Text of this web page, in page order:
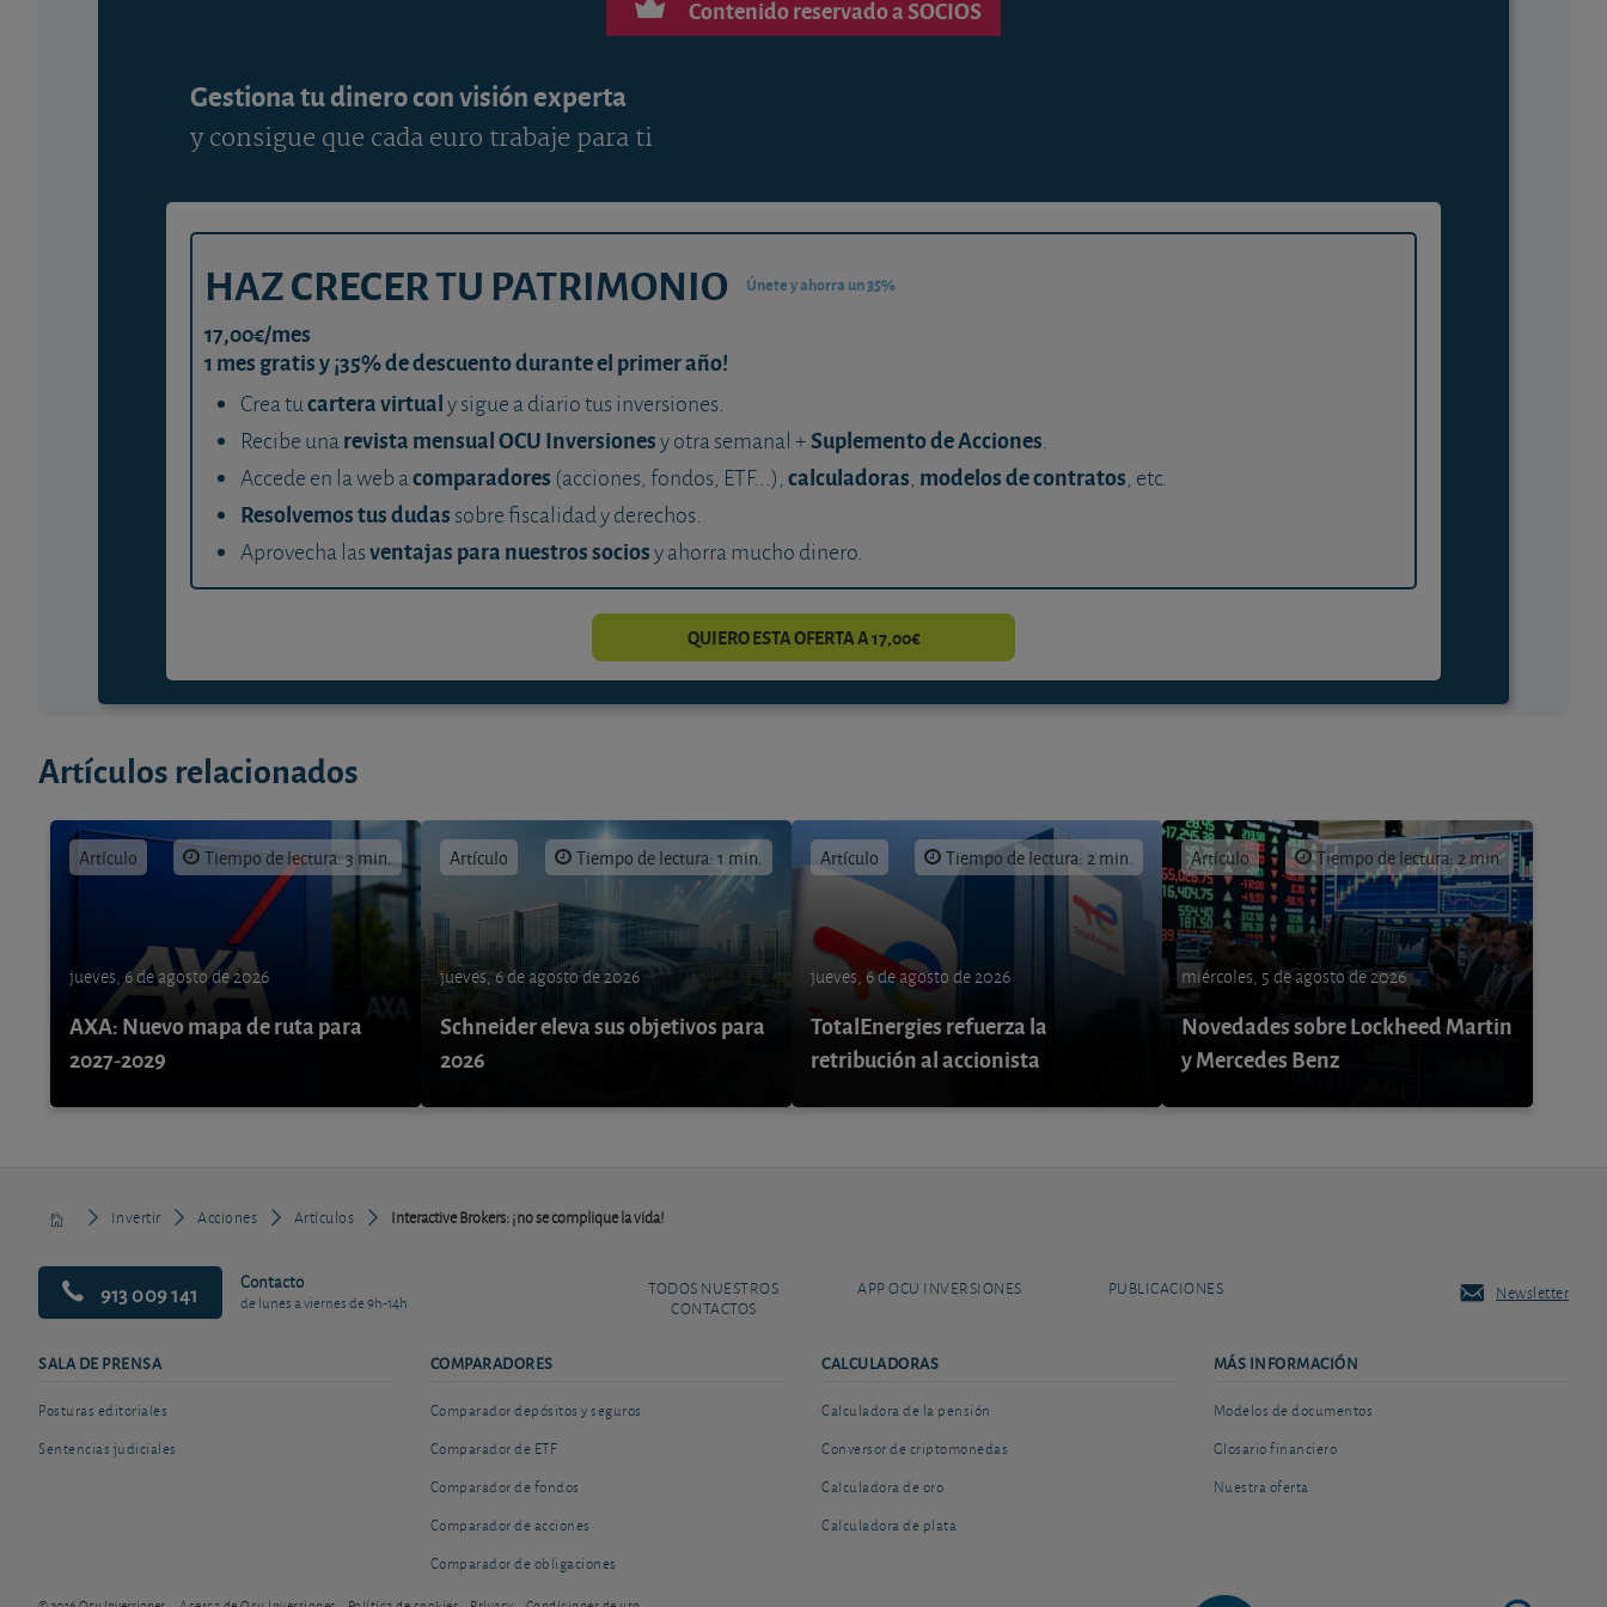
Contenido reservado a SOCIOS
Gestiona tu dinero con visión experta
y consigue que cada euro trabaje para ti
HAZ CRECER TU PATRIMONIO Únete y ahorra un 35%
17,00€/mes
1 mes gratis y ¡35% de descuento durante el primer año!
Crea tucartera virtualy sigue a diario tus inversiones.
Recibe unarevista mensual OCU Inversionesy otra semanal +Suplemento de Acciones.
Accede en la web acomparadores (acciones, fondos, ETF...), calculadoras, modelos de contratos, etc.
Resolvemos tus dudas sobre fiscalidad y derechos.
Aprovecha lasventajas para nuestros sociosy ahorra mucho dinero.
QUIERO ESTA OFERTA A 17,00€
Artículos relacionados
Artículo Tiempo de lectura: 3 min.
jueves, 6 de agosto de 2026
AXA: Nuevo mapa de ruta para
2027-2029
Artículo Tiempo de lectura: 1 min.
jueves, 6 de agosto de 2026
Schneider eleva sus objetivos para
2026
Artículo Tiempo de lectura: 2 min.
jueves, 6 de agosto de 2026
TotalEnergies refuerza la
retribución al accionista
Artículo Tiempo de lectura: 2 min.
miércoles, 5 de agosto de 2026
Novedades sobre Lockheed Martin
y Mercedes Benz
Invertir Acciones Artículos Interactive Brokers: ¡no se complique la vida!
913 009 141 Contacto
de lunes a viernes de 9h-14h
TODOS NUESTROS
CONTACTOS
APP OCU INVERSIONES PUBLICACIONES Newsletter
SALA DE PRENSA
Posturas editoriales
Sentencias judiciales
COMPARADORES
Comparador depósitos y seguros
Comparador de ETF
Comparador de fondos
Comparador de acciones
Comparador de obligaciones
CALCULADORAS
Calculadora de la pensión
Conversor de criptomonedas
Calculadora de oro
Calculadora de plata
MÁS INFORMACIÓN
Modelos de documentos
Glosario financiero
Nuestra oferta